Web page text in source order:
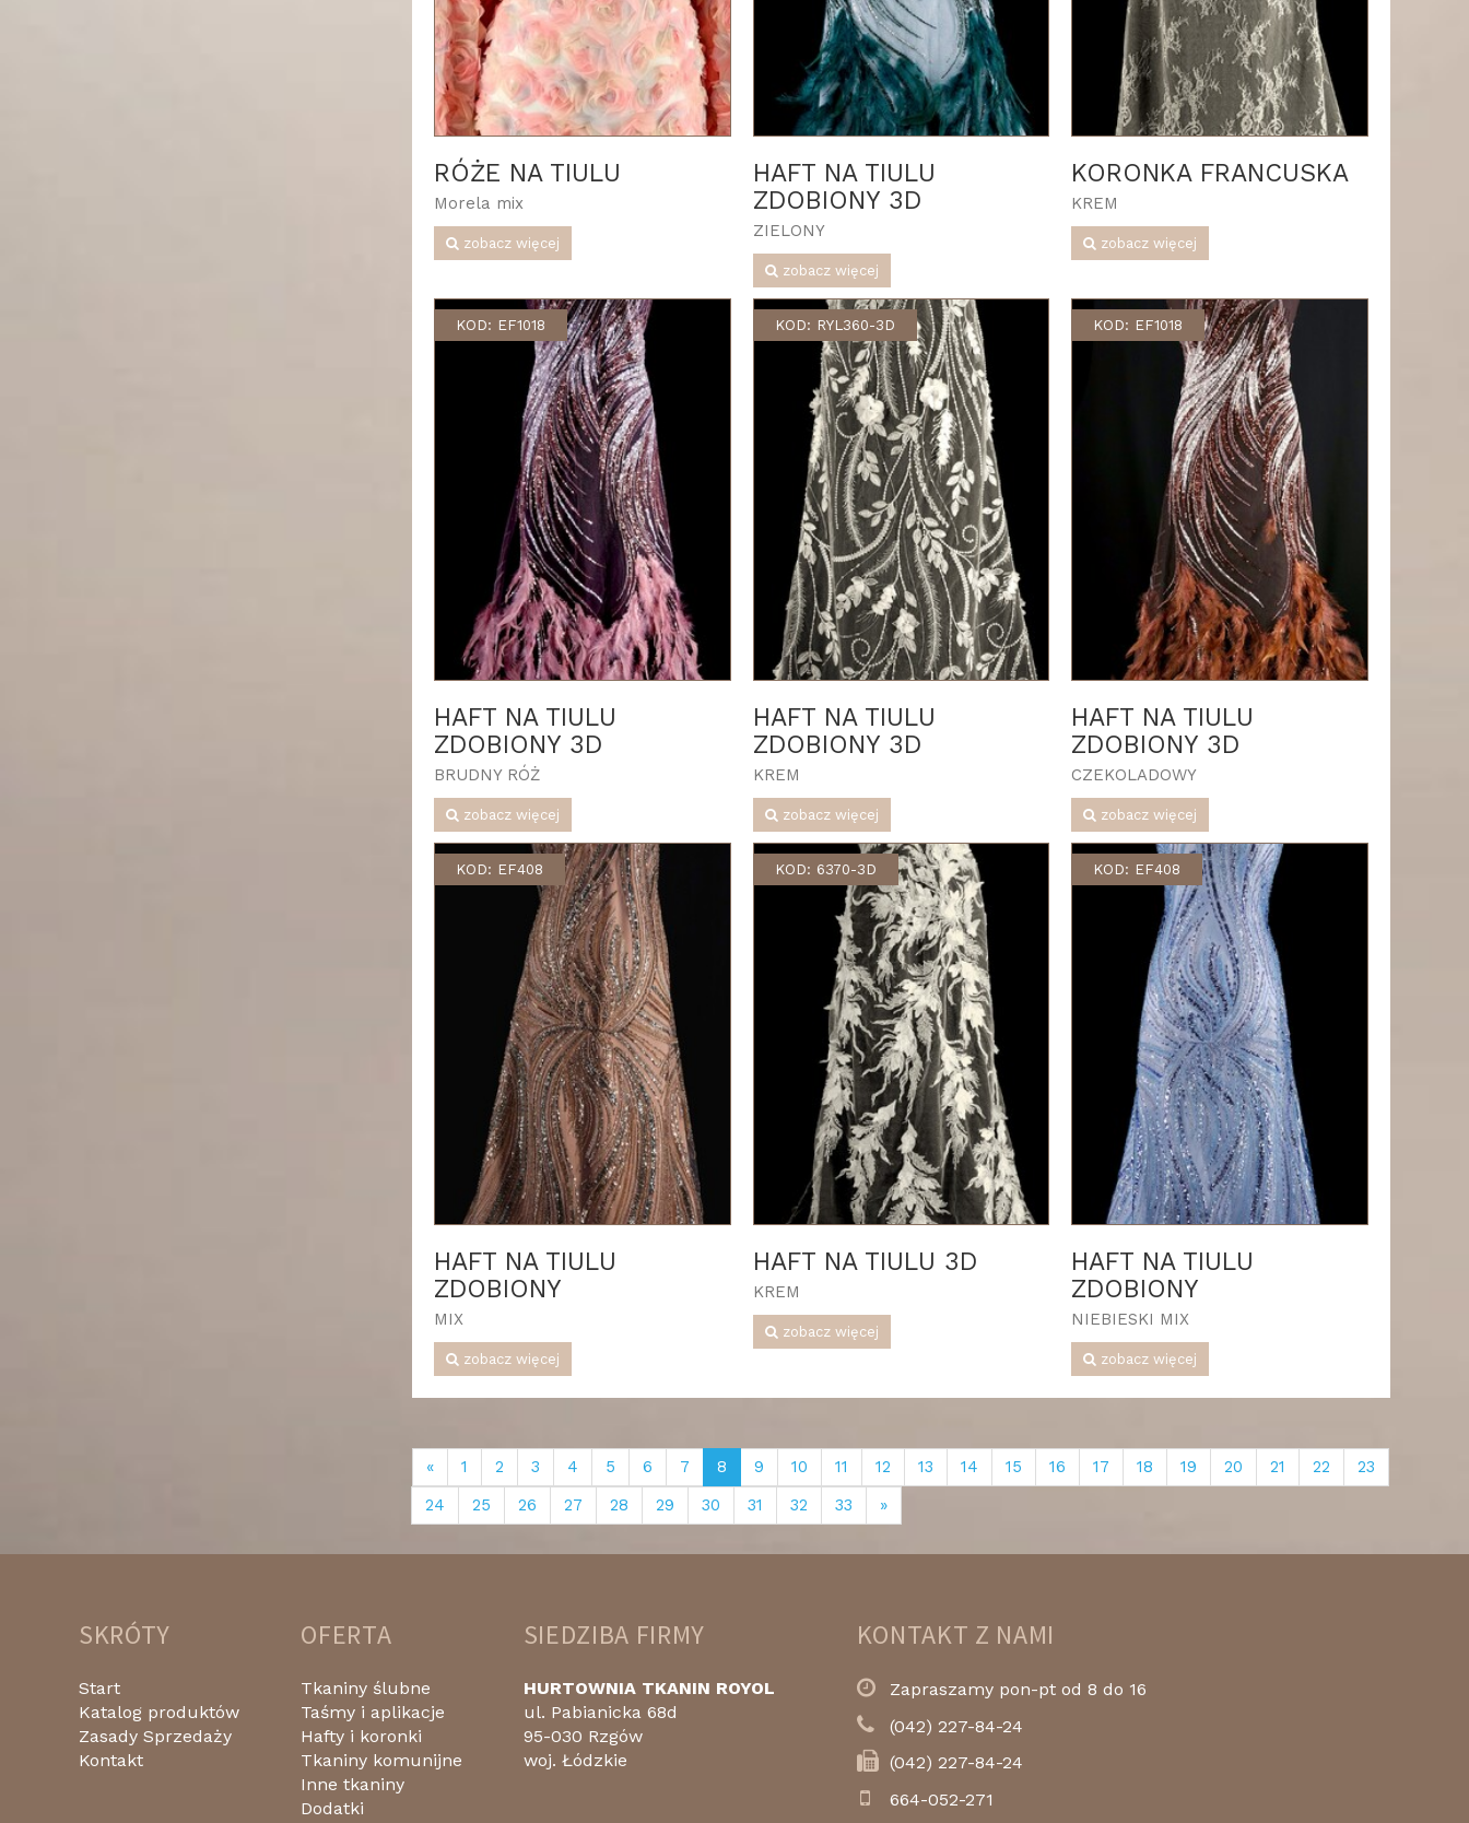
RÓŻE NA TIULU
Morela mix
zobacz więcej
HAFT NA TIULU
ZDOBIONY 3D
ZIELONY
zobacz więcej
KORONKA FRANCUSKA
KREM
zobacz więcej
KOD: EF1018
HAFT NA TIULU
ZDOBIONY 3D
BRUDNY RÓŻ
zobacz więcej
KOD: RYL360-3D
HAFT NA TIULU
ZDOBIONY 3D
KREM
zobacz więcej
KOD: EF1018
HAFT NA TIULU
ZDOBIONY 3D
CZEKOLADOWY
zobacz więcej
KOD: EF408
HAFT NA TIULU
ZDOBIONY
MIX
zobacz więcej
KOD: 6370-3D
HAFT NA TIULU 3D
KREM
zobacz więcej
KOD: EF408
HAFT NA TIULU
ZDOBIONY
NIEBIESKI MIX
zobacz więcej
« 1 2 3 4 5 6 7 8 9 10 11 12 13 14 15 16 17 18 19 20 21 22
23
24
25 26 27 28 29 30 31 32 33 »
SKRÓTY
Start
Katalog produktów
Zasady Sprzedaży
Kontakt
OFERTA
Tkaniny ślubne
Taśmy i aplikacje
Hafty i koronki
Tkaniny komunijne
Inne tkaniny
Dodatki
SIEDZIBA FIRMY
HURTOWNIA TKANIN ROYOL
ul. Pabianicka 68d
95-030 Rzgów
woj. Łódzkie
KONTAKT Z NAMI
Zapraszamy pon-pt od 8 do 16
(042) 227-84-24
(042) 227-84-24
664-052-271